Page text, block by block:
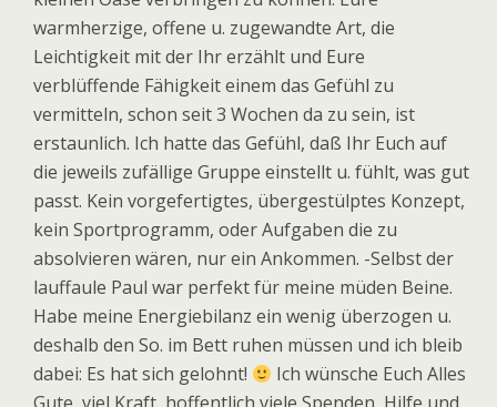
warmherzige, offene u. zugewandte Art, die
Leichtigkeit mit der Ihr erzählt und Eure
verblüffende Fähigkeit einem das Gefühl zu
vermitteln, schon seit 3 Wochen da zu sein, ist
erstaunlich. Ich hatte das Gefühl, daß Ihr Euch auf
die jeweils zufällige Gruppe einstellt u. fühlt, was gut
passt. Kein vorgefertigtes, übergestülptes Konzept,
kein Sportprogramm, oder Aufgaben die zu
absolvieren wären, nur ein Ankommen. -Selbst der
lauffaule Paul war perfekt für meine müden Beine.
Habe meine Energiebilanz ein wenig überzogen u.
deshalb den So. im Bett ruhen müssen und ich bleib
dabei: Es hat sich gelohnt!
Ich wünsche Euch Alles